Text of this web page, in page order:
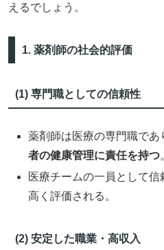
えるでしょう。
1. 薬剤師の社会的評価
(1) 専門職としての信頼性
薬剤師は医療の専門職であ
者の健康管理に責任を持つ
医療チームの一員として
高く評価される。
(2) 安定した職業・高収入